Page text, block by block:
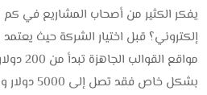
يفكر الكثير من أصحاب المشاريع في
إلكتروني؟ قبل اختيار الشركة حيث يعتمد
مواقع
بشكل خاص